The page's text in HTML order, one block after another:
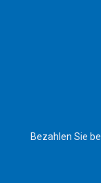
Bezahlen Sie